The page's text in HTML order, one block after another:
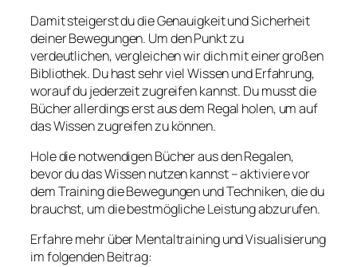
Damit steigerst du die Genauigkeit und Sicherheit
deiner Bewegungen. Um den Punkt zu
verdeutlichen, vergleichen wir dich mit einer großen
Bibliothek. Du hast sehr viel Wissen und Erfahrung,
worauf du jederzeit zugreifen kannst. Du musst die
Bücher allerdings erst aus dem Regal holen, um auf
das Wissen zugreifen zu können.
Hole die notwendigen Bücher aus den Regalen,
bevor du das Wissen nutzen kannst – aktiviere vor
dem Training die Bewegungen und Techniken, die du
brauchst, um die bestmögliche Leistung abzurufen.
Erfahre mehr über Mentaltraining und Visualisierung
im folgenden Beitrag: